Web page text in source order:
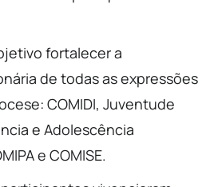
fortalecer a
de todas as expressões
COMIDI, Juventude
e Adolescência
e COMISE.